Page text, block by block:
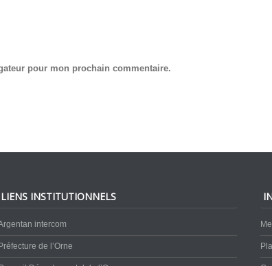
pour mon prochain commentaire.
LIENS INSTITUTIONNELS
intercom
Préfecture de l’Orne